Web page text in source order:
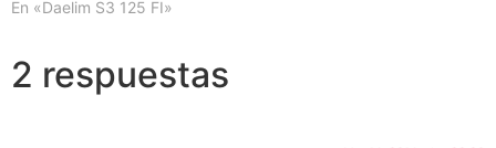
En «Daelim S3 125 FI»
2 respuestas